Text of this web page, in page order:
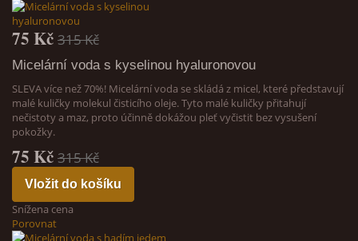
75 Kč 315 Kč
Micelární voda s kyselinou hyaluronovou
SLEVA více než 70%! Micelární voda se skládá z micel, které představují
malé kuličky molekul čisticího oleje. Tyto malé kuličky přitahují
nečistoty a maz, proto účinně dokážou pleť vyčistit bez vysušení
pokožky.
75 Kč 315 Kč
Vložit do košíku
Snížena cena
Porovnat